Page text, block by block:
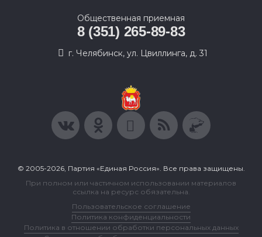
Общественная приемная
8 (351) 265-89-83
г. Челябинск, ул. Цвиллинга, д. 31
© 2005-2026, Партия «Единая Россия». Все права защищены.
При полном или частичном использовании материалов
ссылка на ресурс обязательна.
Пользовательское соглашение
Политика конфиденциальности
Политика в отношении обработки персональных данных